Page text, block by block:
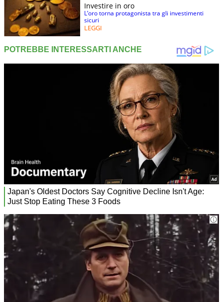
Investire in oro
L’oro torna protagonista tra gli investimenti
sicuri
LEGGI